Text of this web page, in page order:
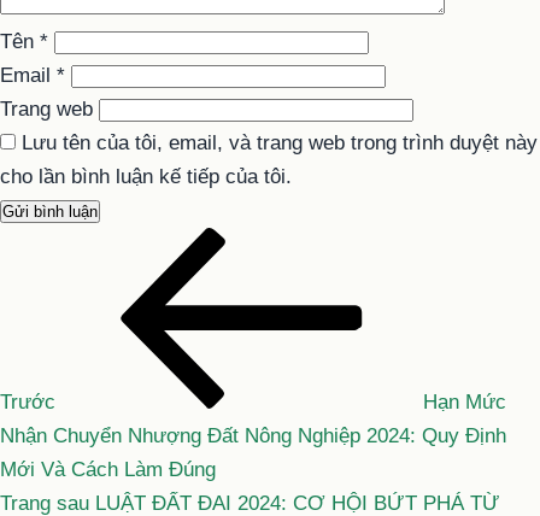
Tên *
Email *
Trang web
Lưu tên của tôi, email, và trang web trong trình duyệt này
cho lần bình luận kế tiếp của tôi.
viết
Trước
Hạn Mức
Nhận Chuyển Nhượng Đất Nông Nghiệp 2024: Quy Định
Mới Và Cách Làm Đúng
Bài
Trang sau LUẬT ĐẤT ĐAI 2024: CƠ HỘI BỨT PHÁ TỪ